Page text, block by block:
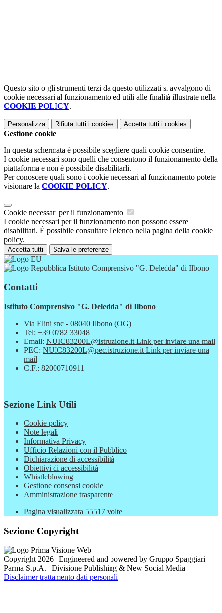
Questo sito o gli strumenti terzi da questo utilizzati si avvalgono di
cookie necessari al funzionamento ed utili alle finalità illustrate nella
COOKIE POLICY.
Personalizza Rifiuta tutti i cookies Accetta tutti i cookies
Gestione cookie
In questa schermata è possibile scegliere quali cookie consentire.
I cookie necessari sono quelli che consentono il funzionamento della
piattaforma e non è possibile disabilitarli.
Per conoscere quali sono i cookie necessari al funzionamento potete
visionare la COOKIE POLICY.
Cookie necessari per il funzionamento
I cookie necessari per il funzionamento non possono essere
disabilitati. È possibile consultare l'elenco nella pagina della cookie
policy.
Accetta tutti Salva le preferenze
Istituto Comprensivo "G. Deledda" di Ilbono
Contatti
Istituto Comprensivo "G. Deledda" di Ilbono
Via Elini snc - 08040 Ilbono (OG)
Tel: +39 0782 33048
Email: NUIC83200L@istruzione.it Link per inviare una mail
PEC: NUIC83200L@pec.istruzione.it Link per inviare una
mail
C.F.: 82000710911
Sezione Link Utili
Cookie policy
Note legali
Informativa Privacy
Ufficio Relazioni con il Pubblico
Dichiarazione di accessibilità
Obiettivi di accessibilità
Whistleblowing
Gestione consensi cookie
Amministrazione trasparente
Pagina visualizzata 55517 volte
Sezione Copyright
Copyright 2026 | Engineered and powered by Gruppo Spaggiari
Parma S.p.A. | Divisione Publishing & New Social Media
Disclaimer trattamento dati personali